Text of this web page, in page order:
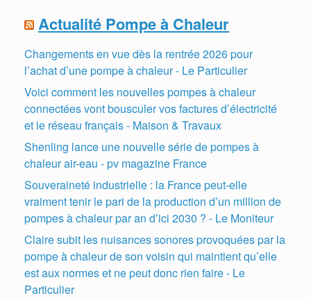
Actualité Pompe à Chaleur
Changements en vue dès la rentrée 2026 pour
l’achat d’une pompe à chaleur - Le Particulier
Voici comment les nouvelles pompes à chaleur
connectées vont bousculer vos factures d’électricité
et le réseau français - Maison & Travaux
Shenling lance une nouvelle série de pompes à
chaleur air-eau - pv magazine France
Souveraineté industrielle : la France peut-elle
vraiment tenir le pari de la production d’un million de
pompes à chaleur par an d’ici 2030 ? - Le Moniteur
Claire subit les nuisances sonores provoquées par la
pompe à chaleur de son voisin qui maintient qu’elle
est aux normes et ne peut donc rien faire - Le
Particulier